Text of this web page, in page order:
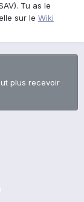
Tu as le
sur le Wiki
plus recevoir